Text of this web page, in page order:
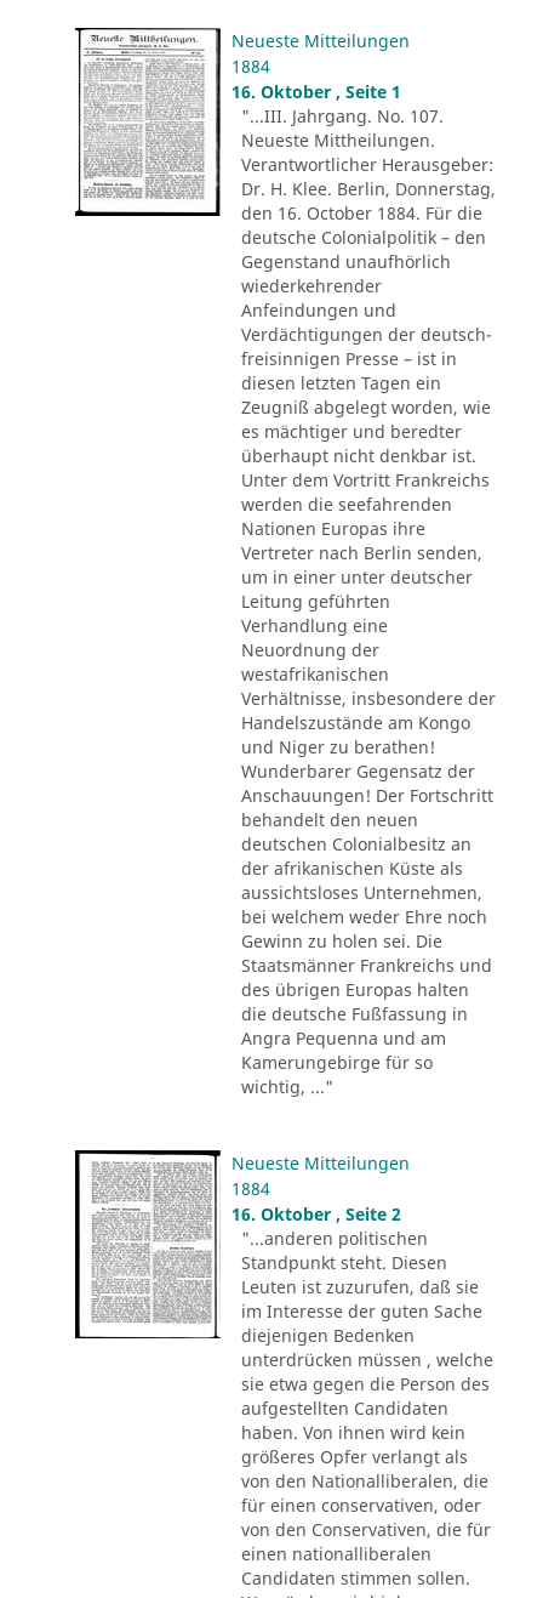
Neueste Mitteilungen
1884
16. Oktober , Seite 1
"...III. Jahrgang. No. 107.
Neueste Mittheilungen.
Verantwortlicher Herausgeber:
Dr. H. Klee. Berlin, Donnerstag,
den 16. October 1884. Für die
deutsche Colonialpolitik – den
Gegenstand unaufhörlich
wiederkehrender
Anfeindungen und
Verdächtigungen der deutsch-
freisinnigen Presse – ist in
diesen letzten Tagen ein
Zeugniß abgelegt worden, wie
es mächtiger und beredter
überhaupt nicht denkbar ist.
Unter dem Vortritt Frankreichs
werden die seefahrenden
Nationen Europas ihre
Vertreter nach Berlin senden,
um in einer unter deutscher
Leitung geführten
Verhandlung eine
Neuordnung der
westafrikanischen
Verhältnisse, insbesondere der
Handelszustände am Kongo
und Niger zu berathen!
Wunderbarer Gegensatz der
Anschauungen! Der Fortschritt
behandelt den neuen
deutschen Colonialbesitz an
der afrikanischen Küste als
aussichtsloses Unternehmen,
bei welchem weder Ehre noch
Gewinn zu holen sei. Die
Staatsmänner Frankreichs und
des übrigen Europas halten
die deutsche Fußfassung in
Angra Pequenna und am
Kamerungebirge für so
wichtig, ..."
Neueste Mitteilungen
1884
16. Oktober , Seite 2
"...anderen politischen
Standpunkt steht. Diesen
Leuten ist zuzurufen, daß sie
im Interesse der guten Sache
diejenigen Bedenken
unterdrücken müssen , welche
sie etwa gegen die Person des
aufgestellten Candidaten
haben. Von ihnen wird kein
größeres Opfer verlangt als
von den Nationalliberalen, die
für einen conservativen, oder
von den Conservativen, die für
einen nationalliberalen
Candidaten stimmen sollen.